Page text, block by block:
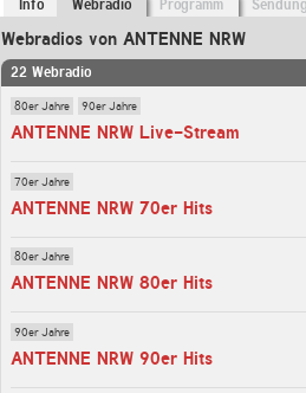
Info Webradio Programm
Webradios von ANTENNE NRW
22 Webradio
80er Jahre 90er Jahre
ANTENNE NRW Live-Stream
70er Jahre
ANTENNE NRW 70er Hits
80er Jahre
ANTENNE NRW 80er Hits
90er Jahre
ANTENNE NRW 90er Hits